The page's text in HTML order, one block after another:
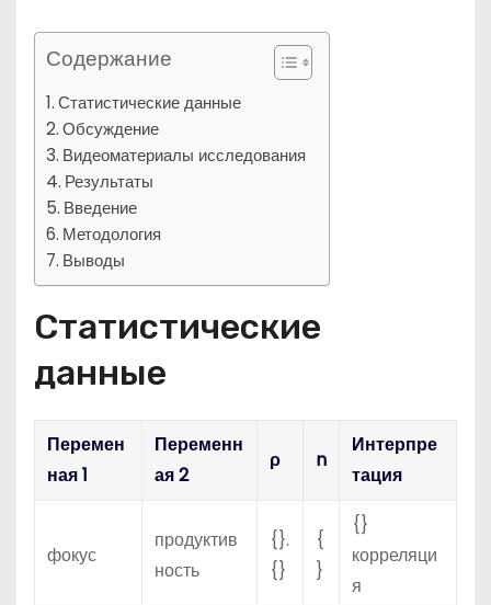
Содержание
Статистические данные
Обсуждение
Видеоматериалы исследования
Результаты
Введение
Методология
Выводы
Статистические
данные
Перемен
ная 1
Переменн
ая 2
ρ n
Интерпре
тация
фокус
продуктив
ность
{}.
{}
{
}
{}
корреляци
я